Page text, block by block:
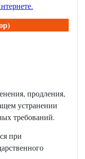
.
продления,
устранении
требований.
при